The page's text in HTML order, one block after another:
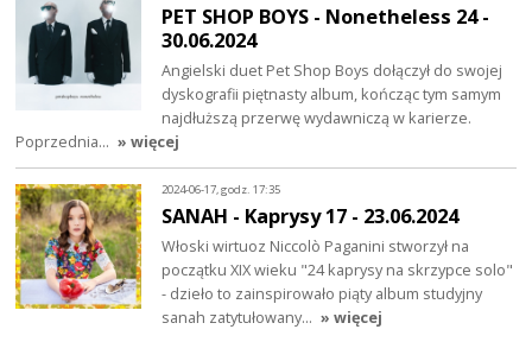
PET SHOP BOYS - Nonetheless 24 -
30.06.2024
Angielski duet Pet Shop Boys dołączył do swojej
dyskografii piętnasty album, kończąc tym samym
najdłuższą przerwę wydawniczą w karierze.
Poprzednia… » więcej
2024-06-17, godz. 17:35
SANAH - Kaprysy 17 - 23.06.2024
Włoski wirtuoz Niccolò Paganini stworzył na
początku XIX wieku "24 kaprysy na skrzypce solo"
- dzieło to zainspirowało piąty album studyjny
sanah zatytułowany… » więcej